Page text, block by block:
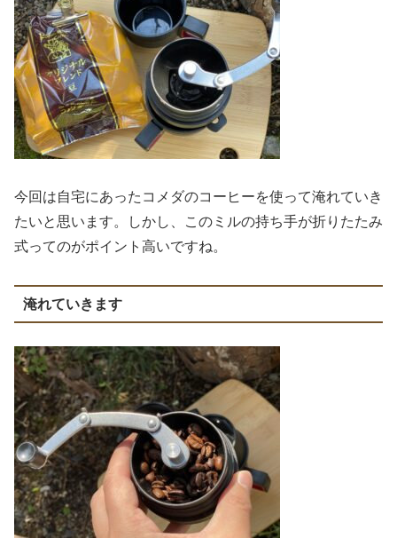
今回は自宅にあったコメダのコーヒーを使って淹れていき
たいと思います。しかし、このミルの持ち手が折りたたみ
式ってのがポイント高いですね。
淹れていきます